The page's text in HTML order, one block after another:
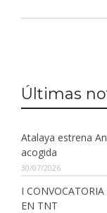
Últimas
Atalaya estrena
acogida
30/07/2026
I
EN TNT